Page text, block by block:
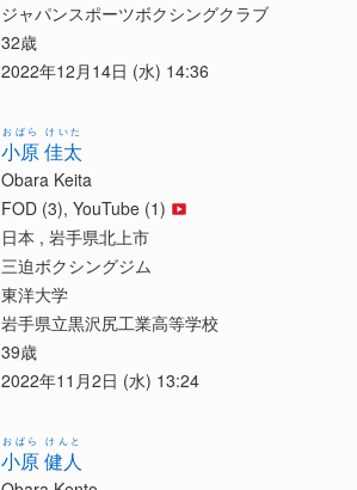
ジャパンスポーツボクシングクラブ
32歳
2022年12月14日 (水) 14:36
小原 佳太
おばら けいた
Obara Keita
FOD (3), YouTube (1)
日本 , 岩手県北上市
三迫ボクシングジム
東洋大学
岩手県立黒沢尻工業高等学校
39歳
2022年11月2日 (水) 13:24
小原 健人
おばら けんと